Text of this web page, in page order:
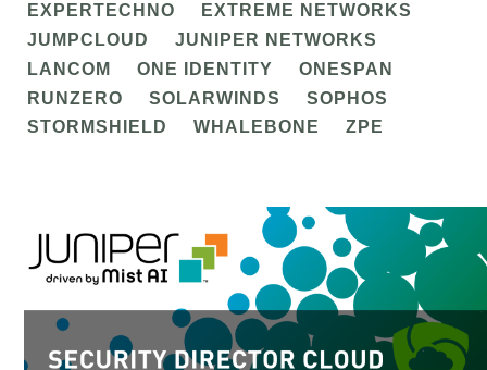
EXPERTECHNO
EXTREME NETWORKS
JUMPCLOUD
JUNIPER NETWORKS
LANCOM
ONE IDENTITY
ONESPAN
RUNZERO
SOLARWINDS
SOPHOS
STORMSHIELD
WHALEBONE ZPE